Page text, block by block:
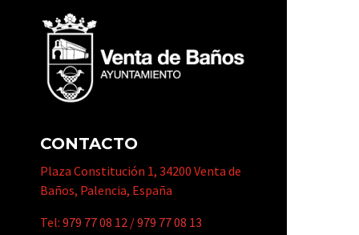
CONTACTO
Plaza Constitución 1, 34200 Venta de
Baños, Palencia, España
Tel: 979 77 08 12 /979 77 08 13